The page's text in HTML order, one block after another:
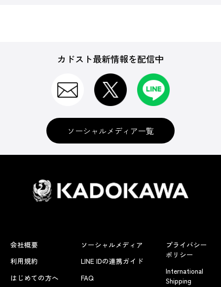
カドスト最新情報を配信中
ソーシャルメディア一覧
会社概要
利用規約
はじめての方へ
ソーシャルメディア
LINE IDの連携ガイド
FAQ
プライバシー
ポリシー
International
Shipping